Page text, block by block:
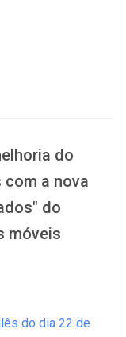
do
a nova
do
móveis
do dia 22 de